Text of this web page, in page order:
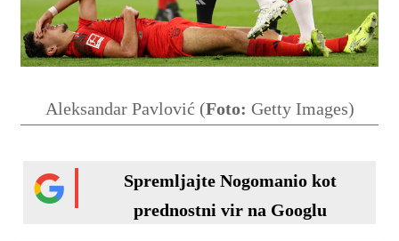
Aleksandar Pavlović (Foto: Getty Images)
Spremljajte Nogomanio kot
prednostni vir na Googlu